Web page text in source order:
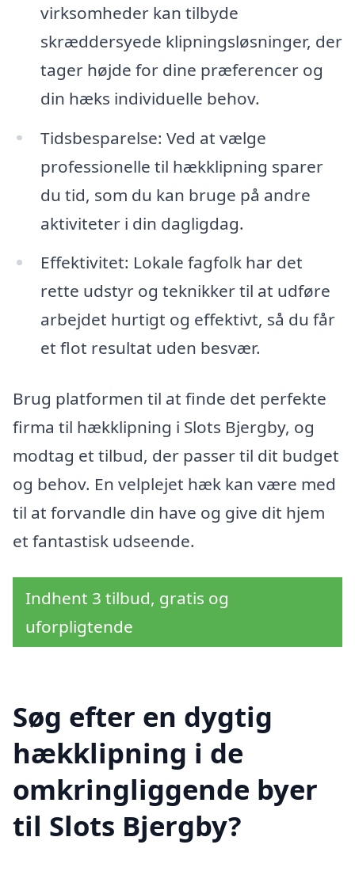
virksomheder kan tilbyde
skræddersyede klipningsløsninger, der
tager højde for dine præferencer og
din hæks individuelle behov.
Tidsbesparelse: Ved at vælge
professionelle til hækklipning sparer
du tid, som du kan bruge på andre
aktiviteter i din dagligdag.
Effektivitet: Lokale fagfolk har det
rette udstyr og teknikker til at udføre
arbejdet hurtigt og effektivt, så du får
et flot resultat uden besvær.
Brug platformen til at finde det perfekte
firma til hækklipning i Slots Bjergby, og
modtag et tilbud, der passer til dit budget
og behov. En velplejet hæk kan være med
til at forvandle din have og give dit hjem
et fantastisk udseende.
Indhent 3 tilbud, gratis og
uforpligtende
Søg efter en dygtig
hækklipning i de
omkringliggende byer
til Slots Bjergby?